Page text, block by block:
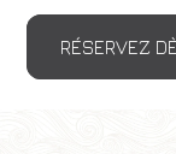
RÉSERVEZ